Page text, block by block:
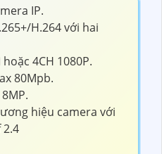
IP.
H.264 với hai
4CH 1080P.
80Mpb.
hiệu camera với